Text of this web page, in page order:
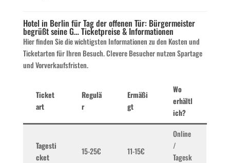
Hotel in Berlin für Tag der offenen Tür: Bürgermeister
begrüßt seine G… Ticketpreise & Informationen
Hier finden Sie die wichtigsten Informationen zu den Kosten und
Ticketarten für Ihren Besuch. Clevere Besucher nutzen Spartage
und Vorverkaufsfristen.
Ticket
art
Regulä
r
Ermäßi
gt
Wo
erhältl
ich?
Tagesti
cket
15-25€ 11-15€
Online
/
Tagesk